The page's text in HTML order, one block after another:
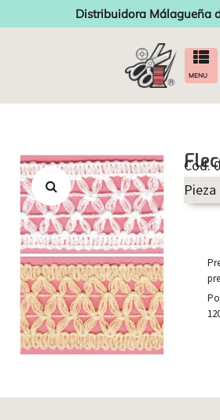
Distribuidora Málagueña
MENU
Cod.